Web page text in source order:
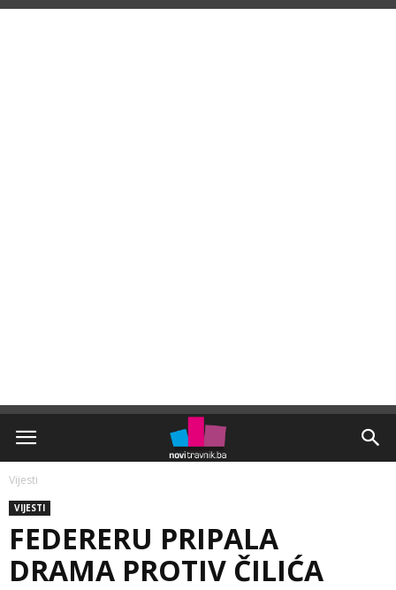
Vijesti
VIJESTI
FEDERERU PRIPALA
DRAMA PROTIV ČILIĆA